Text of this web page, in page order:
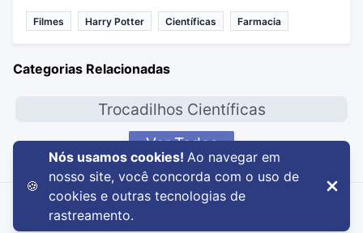
Filmes Harry Potter Científicas Farmacia
Categorias Relacionadas
Trocadilhos Científicas
Ver Todos
PiadasRuins.net
🍪
Nós usamos cookies! Ao navegar em
nosso site, você concorda com o uso de
cookies e outras tecnologias de
rastreamento.